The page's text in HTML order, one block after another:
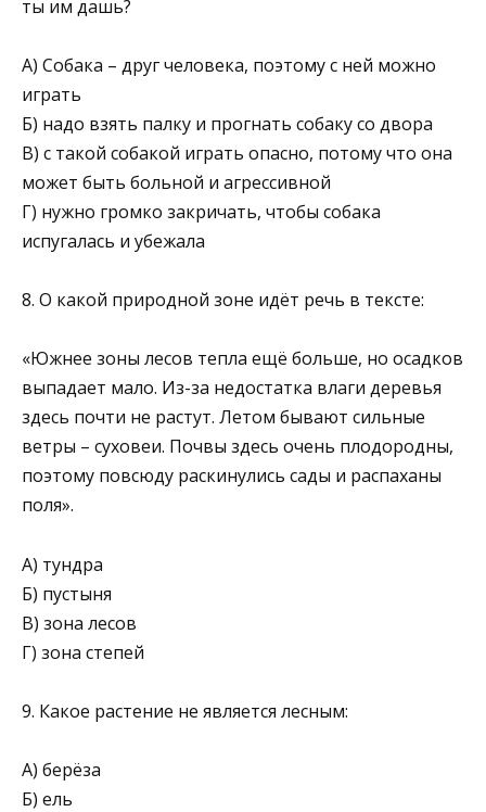
ты им дашь?
А) Собака – друг человека, поэтому с ней можно
играть
Б) надо взять палку и прогнать собаку со двора
В) с такой собакой играть опасно, потому что она
может быть больной и агрессивной
Г) нужно громко закричать, чтобы собака
испугалась и убежала
8. О какой природной зоне идёт речь в тексте:
«Южнее зоны лесов тепла ещё больше, но осадков
выпадает мало. Из-за недостатка влаги деревья
здесь почти не растут. Летом бывают сильные
ветры – суховеи. Почвы здесь очень плодородны,
поэтому повсюду раскинулись сады и распаханы
поля».
А) тундра
Б) пустыня
В) зона лесов
Г) зона степей
9. Какое растение не является лесным:
А) берёза
Б) ель